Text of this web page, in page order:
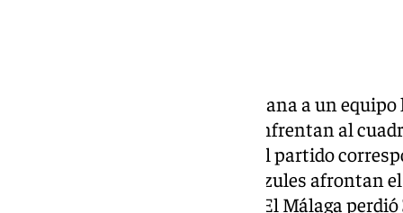
El Málaga recibe este fin de semana a un
Zaragoza. Los malaguistas se enfrentan al
en el partido
Segunda División. Los blanquiazules afrontan
derrota como fue la de Anduva. El Málaga